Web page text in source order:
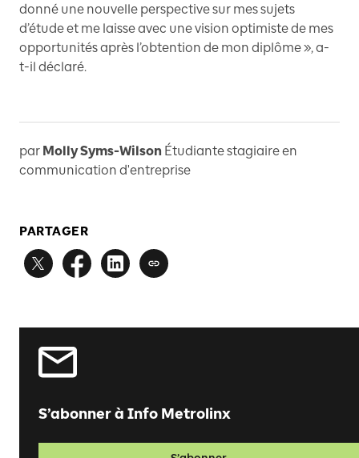
donné une nouvelle perspective sur mes sujets
d’étude et me laisse avec une vision optimiste de mes
opportunités après l’obtention de mon diplôme », a-
t-il déclaré.
par Molly Syms-Wilson Étudiante stagiaire en
communication d'entreprise
PARTAGER
S’abonner à Info Metrolinx